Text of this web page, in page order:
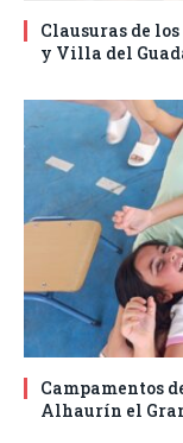
Clausuras de
y Villa del
Campamentos
Alhaurín el